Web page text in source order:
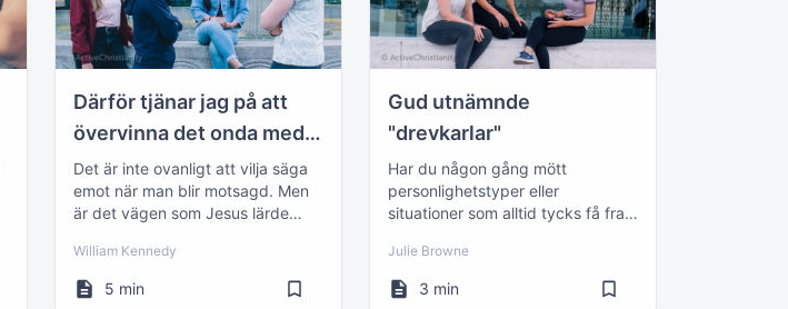
Därför tjänar jag på att
övervinna det onda med
det goda
Det är inte ovanligt att vilja säga
emot när man blir motsagd. Men
är det vägen som Jesus lärde
William Kennedy
5 min
Gud utnämnde
"drevkarlar"
Har du någon gång mött
personlighetstyper eller
situationer som alltid tycks få fram
Julie Browne
3 min